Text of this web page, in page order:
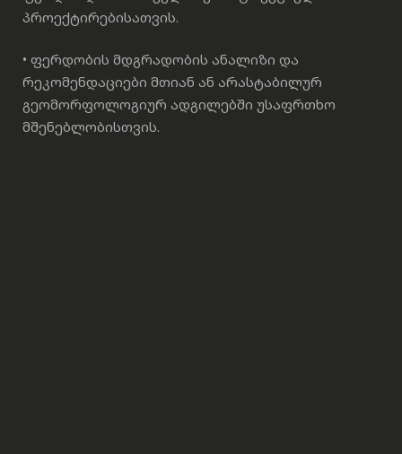
პროექტირებისათვის.
• ფერდობის მდგრადობის ანალიზი და
რეკომენდაციები მთიან ან არასტაბილურ
გეომორფოლოგიურ ადგილებში უსაფრთხო
მშენებლობისთვის.